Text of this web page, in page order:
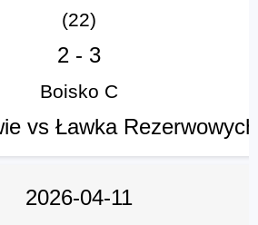
(22)
2 - 3
Boisko C
vs Ławka Rezerwowych
2026-04-11